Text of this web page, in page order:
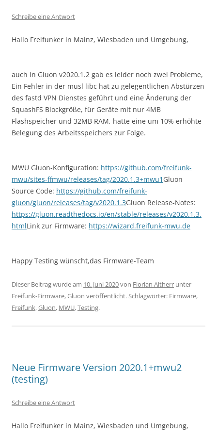
Schreibe eine Antwort
Hallo Freifunker in Mainz, Wiesbaden und Umgebung,
auch in Gluon v2020.1.2 gab es leider noch zwei Probleme,
Ein Fehler in der musl libc hat zu gelegentlichen Abstürzen
des fastd VPN Dienstes geführt und eine Änderung der
SquashFS Blockgröße, für Geräte mit nur 4MB
Flashspeicher und 32MB RAM, hatte eine um 10% erhöhte
Belegung des Arbeitsspeichers zur Folge.
MWU Gluon-Konfiguration: https://github.com/freifunk-
mwu/sites-ffmwu/releases/tag/2020.1.3+mwu1 Gluon
Source Code: https://github.com/freifunk-
gluon/gluon/releases/tag/v2020.1.3Gluon Release-Notes:
https://gluon.readthedocs.io/en/stable/releases/v2020.1.3.
htmlLink zur Firmware: https://wizard.freifunk-mwu.de
Happy Testing wünscht,das Firmware-Team
Dieser Beitrag wurde am 10. Juni 2020von Florian Altherr unter
Freifunk-Firmware,Gluon veröffentlicht. Schlagwörter: Firmware,
Freifunk,Gluon, MWU,Testing.
Neue Firmware Version 2020.1+mwu2
(testing)
Schreibe eine Antwort
Hallo Freifunker in Mainz, Wiesbaden und Umgebung,